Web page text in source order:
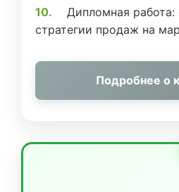
Дипломная работа:
стратегии продаж на
Подробнее о